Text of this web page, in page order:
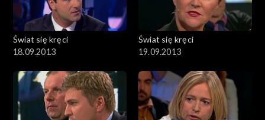
Świat się kręci
18.09.2013
Świat się kręci
19.09.2013